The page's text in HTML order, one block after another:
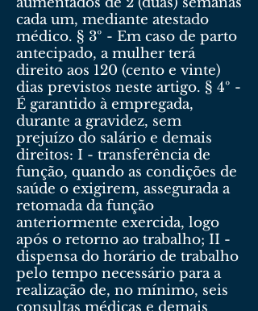
cada um, mediante atestado
médico. § 3º - Em caso de parto
antecipado, a mulher terá
direito aos 120 (cento e vinte)
dias previstos neste artigo. § 4º -
É garantido à empregada,
durante a gravidez, sem
prejuízo do salário e demais
direitos: I - transferência de
função, quando as condições de
saúde o exigirem, assegurada a
retomada da função
anteriormente exercida, logo
após o retorno ao trabalho; II -
dispensa do horário de trabalho
pelo tempo necessário para a
realização de, no mínimo, seis
consultas médicas e demais